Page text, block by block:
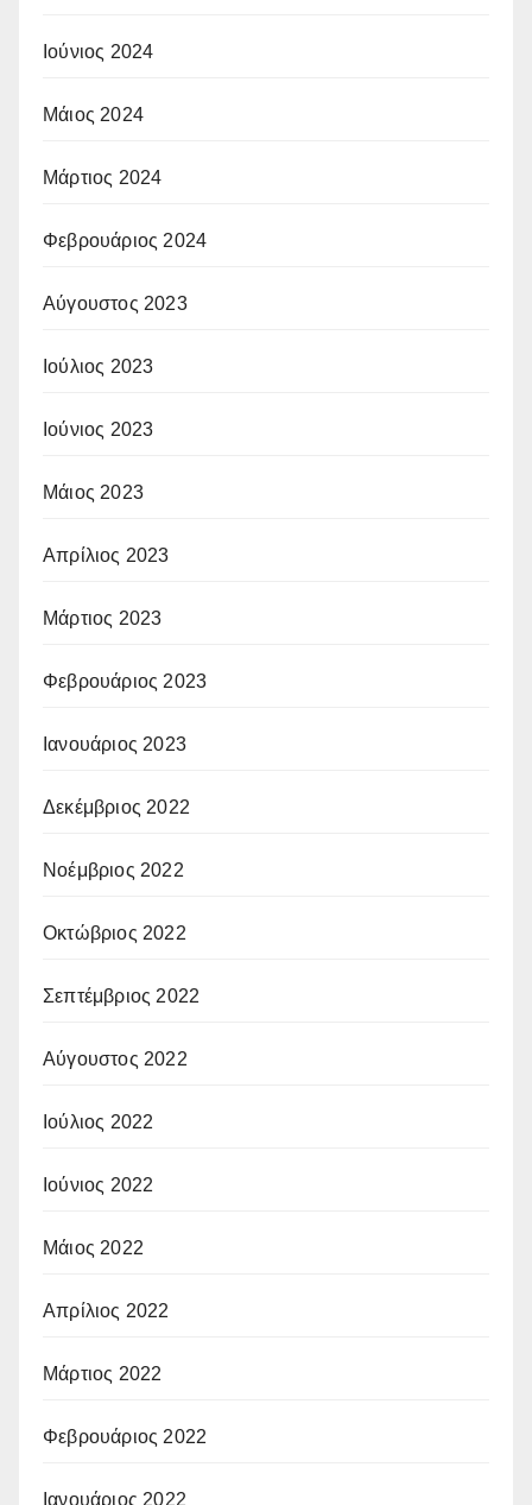
Ιούνιος 2024
Μάιος 2024
Μάρτιος 2024
Φεβρουάριος 2024
Αύγουστος 2023
Ιούλιος 2023
Ιούνιος 2023
Μάιος 2023
Απρίλιος 2023
Μάρτιος 2023
Φεβρουάριος 2023
Ιανουάριος 2023
Δεκέμβριος 2022
Νοέμβριος 2022
Οκτώβριος 2022
Σεπτέμβριος 2022
Αύγουστος 2022
Ιούλιος 2022
Ιούνιος 2022
Μάιος 2022
Απρίλιος 2022
Μάρτιος 2022
Φεβρουάριος 2022
Ιανουάριος 2022